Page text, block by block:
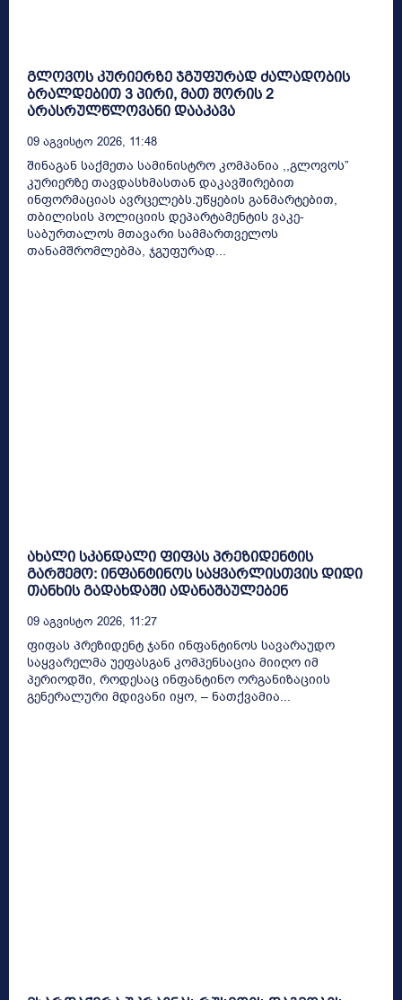
გლოვოს კურიერზე ჯგუფურად ძალადობის
ბრალდებით 3 პირი, მათ შორის 2
არასრულწლოვანი დააკავა
09 Აგვისტო 2026, 11:48
შინაგან საქმეთა სამინისტრო კომპანია ,,გლოვოს”
კურიერზე თავდასხმასთან დაკავშირებით
ინფორმაციას ავრცელებს.უწყების განმარტებით,
თბილისის პოლიციის დეპარტამენტის ვაკე-
საბურთალოს მთავარი სამმართველოს
თანამშრომლებმა, ჯგუფურად...
ახალი სკანდალი ფიფას პრეზიდენტის
გარშემო: ინფანტინოს საყვარლისთვის დიდი
თანხის გადახდაში ადანაშაულებენ
09 Აგვისტო 2026, 11:27
ფიფას პრეზიდენტ ჯანი ინფანტინოს სავარაუდო
საყვარელმა უეფასგან კომპენსაცია მიიღო იმ
პერიოდში, როდესაც ინფანტინო ორგანიზაციის
გენერალური მდივანი იყო, – ნათქვამია...